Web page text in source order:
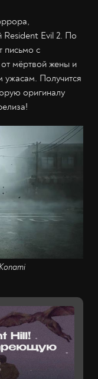
Resident Evil 2. По
письмо с
мёртвой жены и
ужасам. Получится
оригиналу